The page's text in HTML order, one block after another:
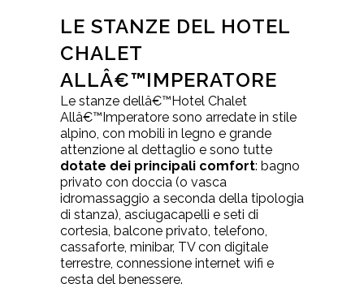
LE STANZE DEL HOTEL
CHALET
ALLÂ€™IMPERATORE
Le stanze dellâ€™Hotel Chalet
Allâ€™Imperatore sono arredate in stile
alpino, con mobili in legno e grande
attenzione al dettaglio e sono tutte
dotate dei principali comfort: bagno
privato con doccia (o vasca
idromassaggio a seconda della tipologia
di stanza), asciugacapelli e seti di
cortesia, balcone privato, telefono,
cassaforte, minibar, TV con digitale
terrestre, connessione internet wifi e
cesta del benessere.